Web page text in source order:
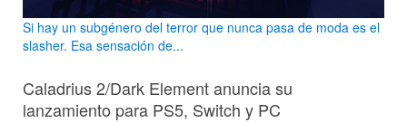
Si hay un subgénero del terror que nunca pasa de moda es el
slasher. Esa sensación de...
Caladrius 2/Dark Element anuncia su
lanzamiento para PS5, Switch y PC